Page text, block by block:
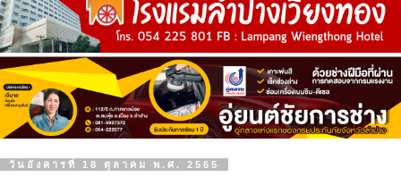
วันอังคารที่ 18 ตุลาคม พ.ศ. 2565